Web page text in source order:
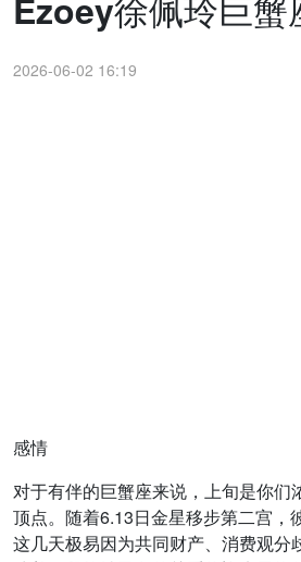
2026-06-02 16:19
感情
对于有伴的巨蟹座来说，上旬是你
顶点。随着6.13日金星移步第二宫
这几天极易因为共同财产、消费观